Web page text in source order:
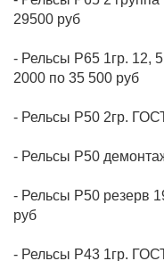
- Рельсы Р65 1гр. 12,
- Рельсы Р50 резерв